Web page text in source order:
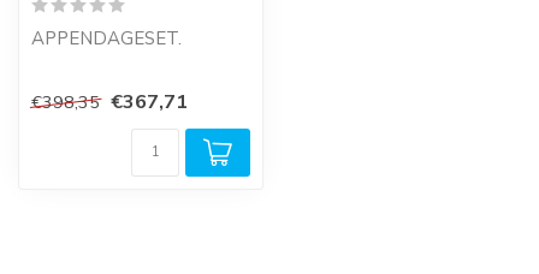
APPENDAGESET.
persluchtketel.
Bestaande o.a. uit
€398,35 €367,71